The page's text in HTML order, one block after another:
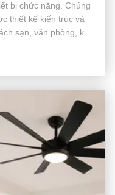
bị chức năng. Chúng
thiết kế kiến ​​trúc và
sạn, văn phòng, khu